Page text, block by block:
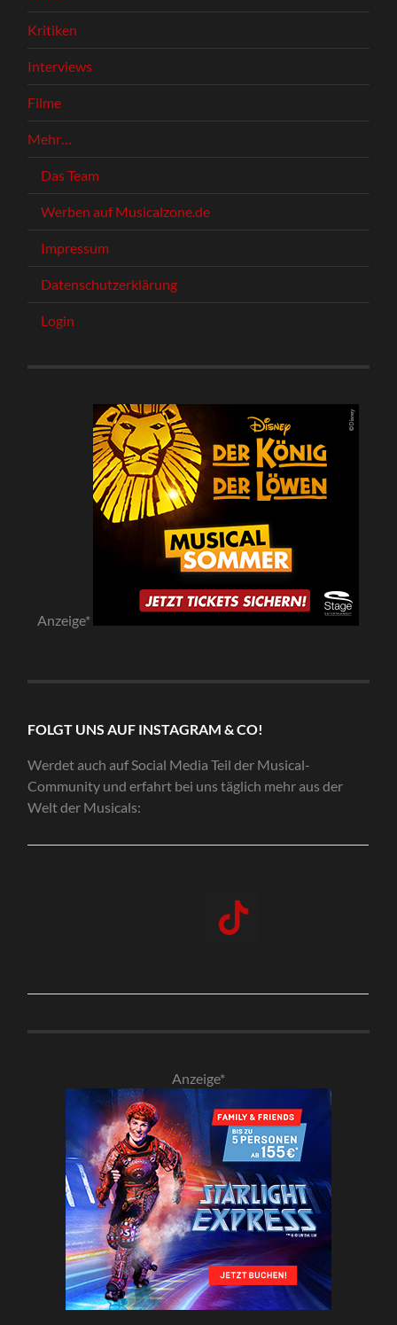
Kritiken
Interviews
Filme
Mehr…
Das Team
Werben auf Musicalzone.de
Impressum
Datenschutzerklärung
Login
Anzeige*
FOLGT UNS AUF INSTAGRAM & CO!
Werdet auch auf Social Media Teil der Musical-
Community und erfahrt bei uns täglich mehr aus der
Welt der Musicals:
Anzeige*